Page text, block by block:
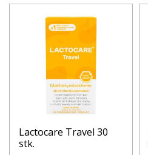
Lactocare Travel 30
stk.